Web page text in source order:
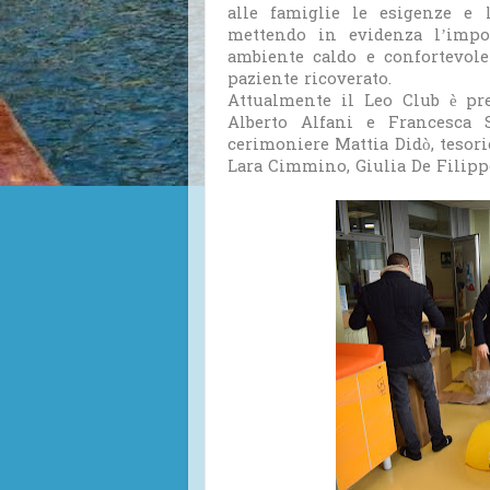
alle famiglie le esigenze e
mettendo in evidenza
ambiente caldo e
paziente ricoverato.
Attualmente il Leo Club è
Alberto Alfani e Francesca
cerimoniere Mattia Didò,
Lara Cimmino, Giulia De